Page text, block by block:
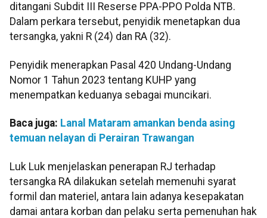
ditangani Subdit III Reserse PPA-PPO Polda NTB.
Dalam perkara tersebut, penyidik menetapkan dua
tersangka, yakni R (24) dan RA (32).
Penyidik menerapkan Pasal 420 Undang-Undang
Nomor 1 Tahun 2023 tentang KUHP yang
menempatkan keduanya sebagai muncikari.
Baca juga: Lanal Mataram amankan benda asing
temuan nelayan di Perairan Trawangan
Luk Luk menjelaskan penerapan RJ terhadap
tersangka RA dilakukan setelah memenuhi syarat
formil dan materiel, antara lain adanya kesepakatan
damai antara korban dan pelaku serta pemenuhan hak